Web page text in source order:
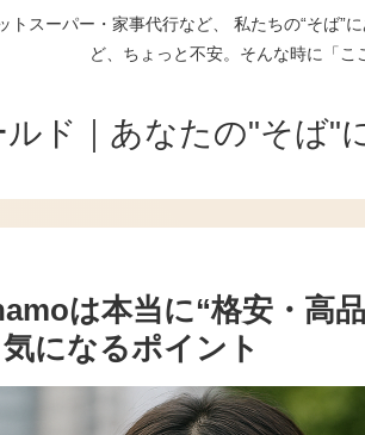
トスーパー・家事代行など、 私たちの“そば
ど、ちょっと不安。そんな時に「こ
ド｜あなたの"そば"
は本当に“格安・高
になるポイント